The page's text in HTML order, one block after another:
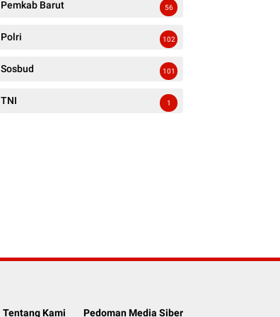
Pemkab Barut 56
Polri 102
Sosbud 101
TNI 1
Tentang Kami Pedoman Media Siber